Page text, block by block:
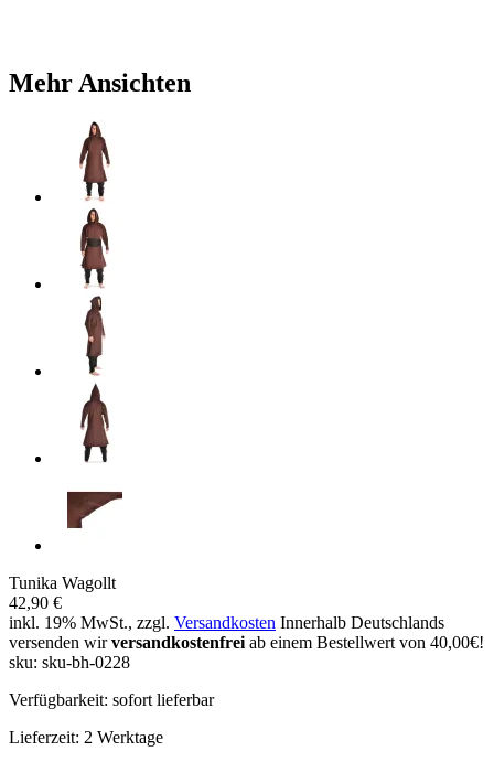
Mehr Ansichten
Tunika Wagollt
42,90 €
inkl. 19% MwSt., zzgl. Versandkosten Innerhalb Deutschlands
versenden wirversandkostenfrei ab einem Bestellwert von 40,00€!
sku: sku-bh-0228
Verfügbarkeit: sofort lieferbar
Lieferzeit: 2 Werktage